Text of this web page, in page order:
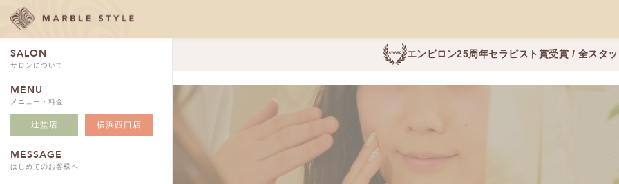
SALON
サロンについて
MENU
メニュー・料金
辻堂店 横浜西口店
MESSAGE
はじめてのお客様へ
エンビロン25周年セラピスト賞受賞 / 全スタ